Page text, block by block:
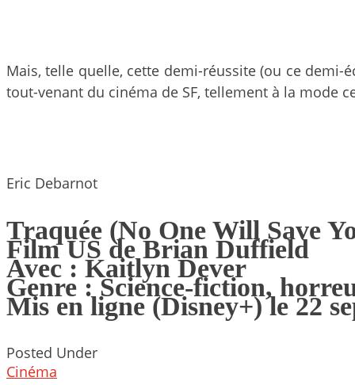
Mais, telle quelle, cette demi-réussite (ou ce
tout-venant du cinéma de SF, tellement à la mode
Eric Debarnot
Traquée (No One Will Save
Film US de Brian Duffield
Avec : Kaitlyn Dever
Genre : Science-fiction,
Mis en ligne (Disney+) le 22
Posted Under
Cinéma